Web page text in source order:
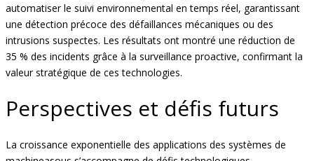
automatiser le suivi environnemental en temps réel, garantissant
une détection précoce des défaillances mécaniques ou des
intrusions suspectes. Les résultats ont montré une réduction de
35 % des incidents grâce à la surveillance proactive, confirmant la
valeur stratégique de ces technologies.
Perspectives et défis futurs
La croissance exponentielle des applications des systèmes de